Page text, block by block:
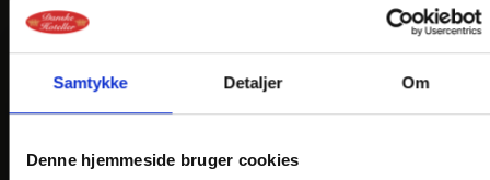
Samtykke Detaljer Om
Denne hjemmeside bruger cookies